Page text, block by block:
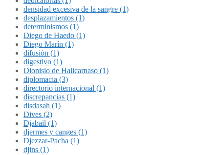
densidad excesiva de la sangre (1)
desplazamientos (1)
determinismos (1)
Diego de Haedo (1)
Diego Marín (1)
difusión (1)
digestivo (1)
Dionisio de Halicarnaso (1)
diplomacia (3)
directorio internacional (1)
discrepancias (1)
disdasah (1)
Dives (2)
Djabaïl (1)
djermes y canges (1)
Djezzar-Pacha (1)
djins (1)